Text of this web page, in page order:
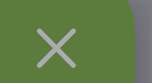
акции быстро
которые